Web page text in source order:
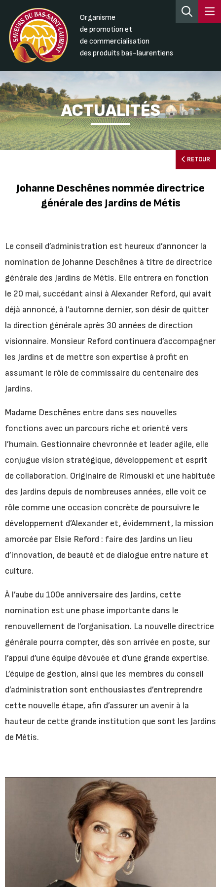
Organisme
de promotion et
de commercialisation
des produits bas-laurentiens
ACTUALITÉS
RETOUR
Johanne Deschênes nommée directrice
générale des Jardins de Métis
Le conseil d’administration est heureux d’annoncer la
nomination de Johanne Deschênes à titre de directrice
générale des Jardins de Métis. Elle entrera en fonction
le 20 mai, succédant ainsi à Alexander Reford, qui avait
déjà annoncé, à l’automne dernier, son désir de quitter
la direction générale après 30 années de direction
visionnaire. Monsieur Reford continuera d’accompagner
les Jardins et de mettre son expertise à profit en
assumant le rôle de commissaire du centenaire des
Jardins.
Madame Deschênes entre dans ses nouvelles
fonctions avec un parcours riche et orienté vers
l’humain. Gestionnaire chevronnée et leader agile, elle
conjugue vision stratégique, développement et esprit
de collaboration. Originaire de Rimouski et une habituée
des Jardins depuis de nombreuses années, elle voit ce
rôle comme une occasion concrète de poursuivre le
développement d’Alexander et, évidemment, la mission
amorcée par Elsie Reford : faire des Jardins un lieu
d’innovation, de beauté et de dialogue entre nature et
culture.
À l’aube du 100e anniversaire des Jardins, cette
nomination est une phase importante dans le
renouvellement de l’organisation. La nouvelle directrice
générale pourra compter, dès son arrivée en poste, sur
l’appui d’une équipe dévouée et d’une grande expertise.
L’équipe de gestion, ainsi que les membres du conseil
d’administration sont enthousiastes d’entreprendre
cette nouvelle étape, afin d’assurer un avenir à la
hauteur de cette grande institution que sont les Jardins
de Métis.